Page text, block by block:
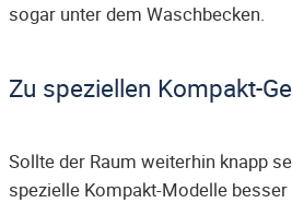
sogar unter dem Waschbecken.
Zu speziellen Kompakt-
Sollte der Raum weiterhin knapp
spezielle Kompakt-Modelle besser